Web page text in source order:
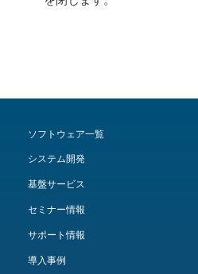
ソフトウェア一覧
システム開発
基盤サービス
セミナー情報
サポート情報
導入事例